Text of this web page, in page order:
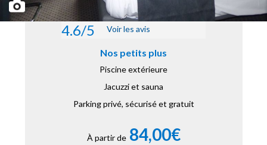
4.6/5 Voir les avis
Nos petits plus
Piscine extérieure
Jacuzzi et sauna
Parking privé, sécurisé et gratuit
À partir de 84,00€